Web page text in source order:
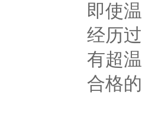
即使
经历
有超
合格